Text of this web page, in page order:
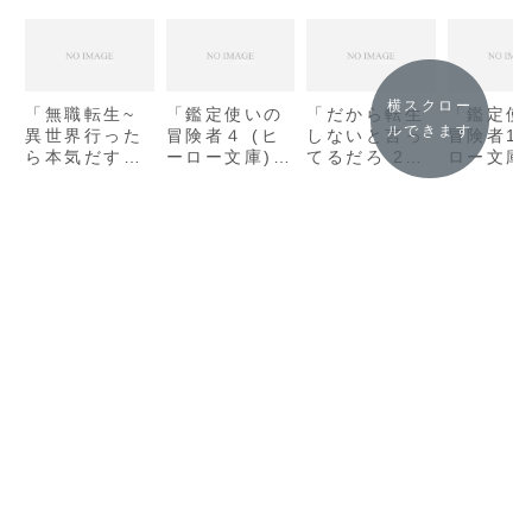
「無職転生~
異世界行った
ら本気だす~
「鑑定使いの
冒険者４ (ヒ
ーロー文庫) /
「だから転生
しないと言っ
てるだろ 2
(ヒーロー文
「鑑定使
冒険者1(
ロー文
野進」の
横スクロー
ルできます